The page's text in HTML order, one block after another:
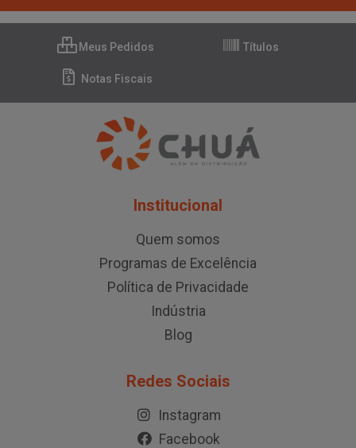
Meus Pedidos Títulos
Notas Fiscais
Institucional
Quem somos
Programas de Excelência
Política de Privacidade
Indústria
Blog
Redes Sociais
Instagram
Facebook